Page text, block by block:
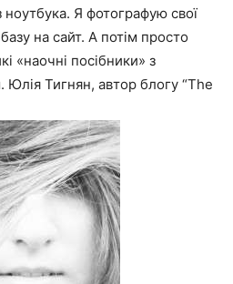
ноутбука. Я фотографую свої
на сайт. А потім просто
«наочні посібники» з
Тигнян, автор блогу “The